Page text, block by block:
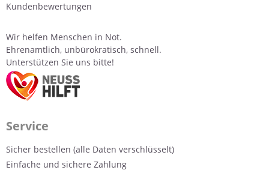
Kundenbewertungen
Wir helfen Menschen in Not.
Ehrenamtlich, unbürokratisch, schnell.
Unterstützen Sie uns bitte!
Service
Sicher bestellen (alle Daten verschlüsselt)
Einfache und sichere Zahlung